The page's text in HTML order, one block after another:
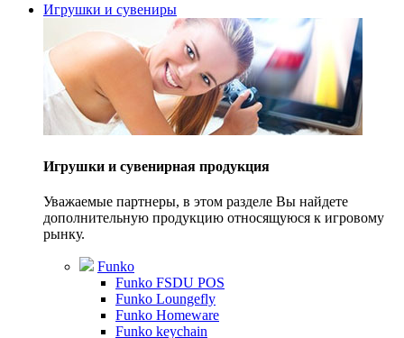
Игрушки и сувениры
Игрушки и сувенирная продукция
Уважаемые партнеры, в этом разделе Вы найдете
дополнительную продукцию относящуюся к игровому
рынку.
Funko
Funko FSDU POS
Funko Loungefly
Funko Homeware
Funko keychain